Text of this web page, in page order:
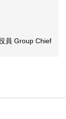
員 Group Chief